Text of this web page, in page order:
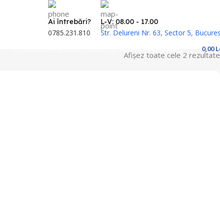
Ai întrebări?
0785.231.810
L-V: 08.00 - 17.00
Str. Delureni Nr. 63, Sector 5,
0,00
Afișez toate cele 2 rezultate